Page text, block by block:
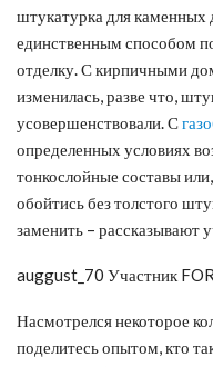
штукатурка для каменных
единственным способом
отделку. С кирпичными
изменилась, разве что,
усовершенствовали. С
определенных условиях
тонкослойные составы
обойтись без толстого
заменить – рассказывают
auggust_70 Участник
Насмотрелся некоторое
поделитесь опытом, кто